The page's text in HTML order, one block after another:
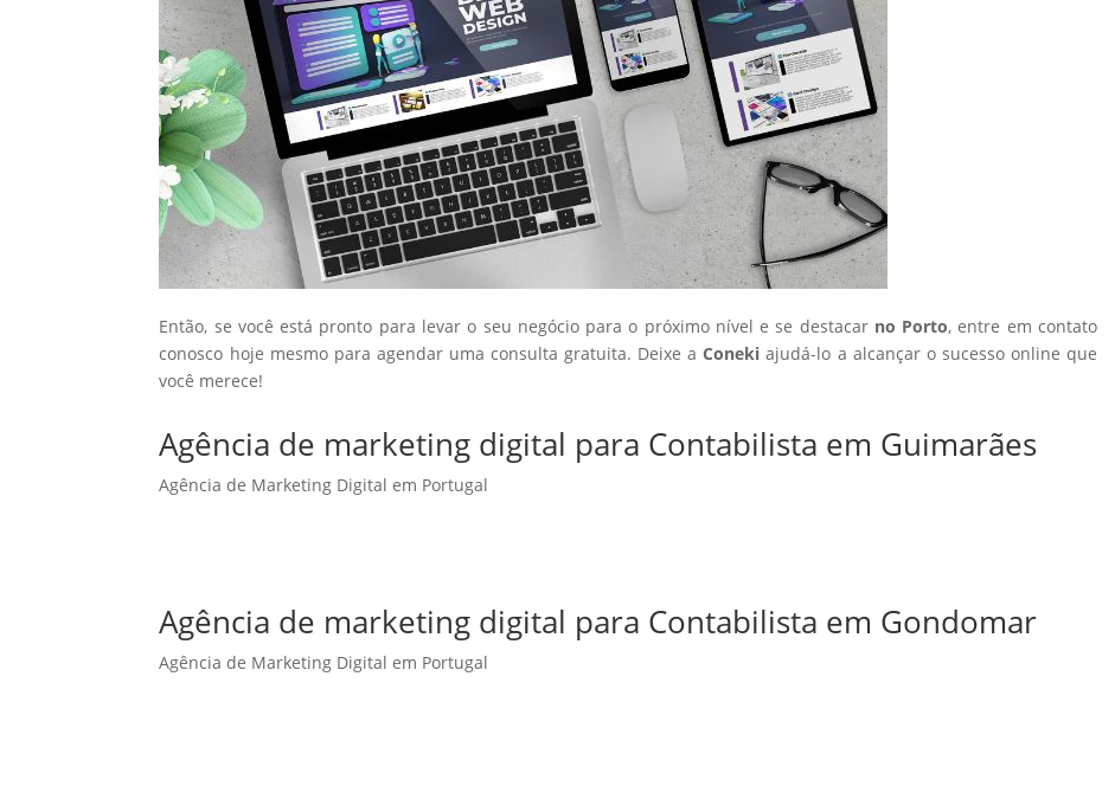
Então, se você está pronto para levar o seu negócio para o próximo nível e se destacar no Porto, entre em contato
conosco hoje mesmo para agendar uma consulta gratuita. Deixe aConeki ajudá-lo a alcançar o sucesso online que
você merece!
Agência de marketing digital para Contabilista em Guimarães
Agência de Marketing Digital em Portugal
Agência de marketing digital para Contabilista em Gondomar
Agência de Marketing Digital em Portugal